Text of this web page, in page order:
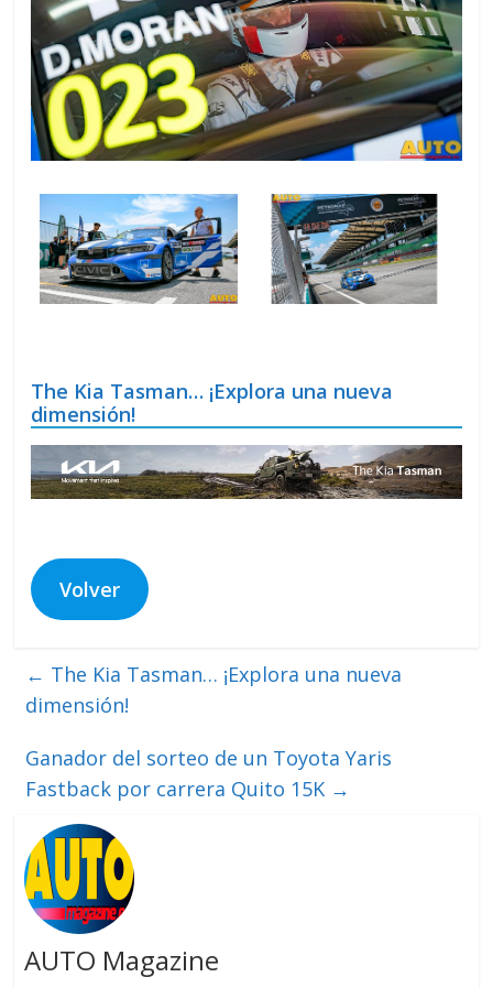
The Kia Tasman… ¡Explora una nueva
dimensión!
Volver
← The Kia Tasman… ¡Explora una nueva
dimensión!
Ganador del sorteo de un Toyota Yaris
Fastback por carrera Quito 15K →
AUTO Magazine